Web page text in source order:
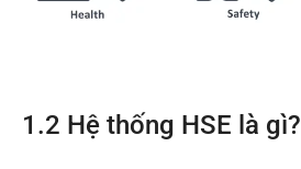
1.2 Hệ thống HSE là gì?